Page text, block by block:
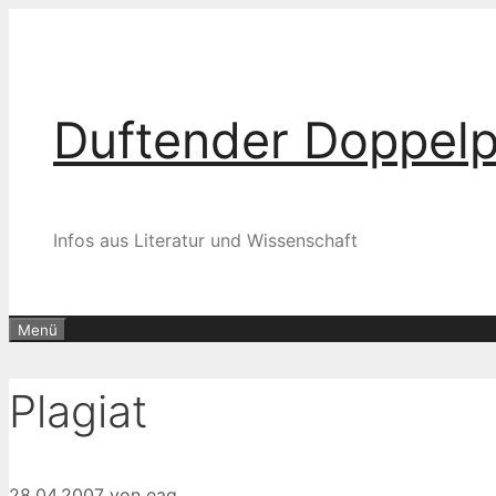
Duftender
Infos aus Literatur und Wissenschaft
Menü
Plagiat